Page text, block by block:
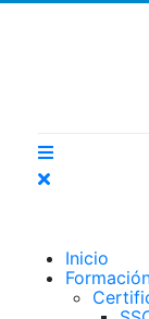
Inicio